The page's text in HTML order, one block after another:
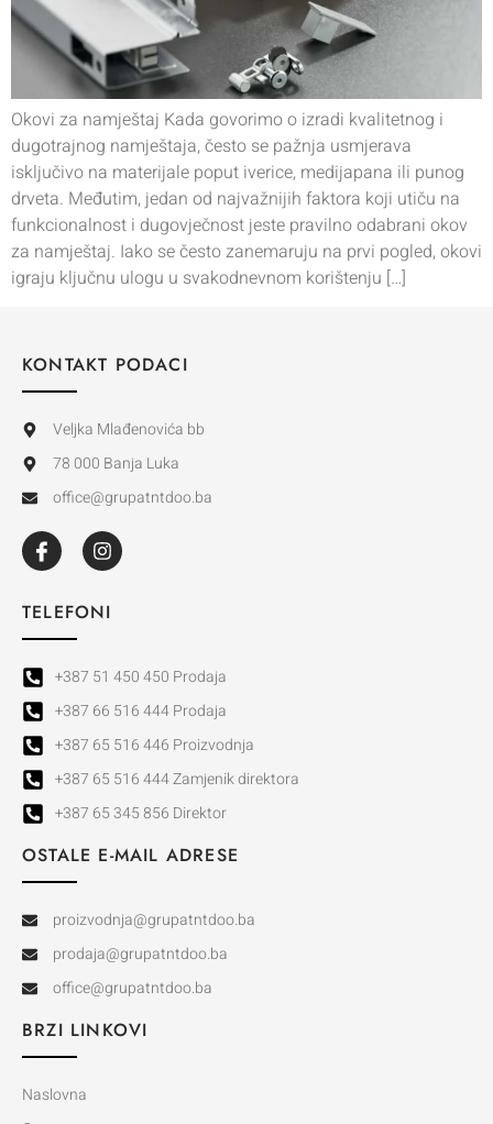
Okovi za namještaj Kada govorimo o izradi kvalitetnog i
dugotrajnog namještaja, često se pažnja usmjerava
isključivo na materijale poput iverice, medijapana ili punog
drveta. Međutim, jedan od najvažnijih faktora koji utiču na
funkcionalnost i dugovječnost jeste pravilno odabrani okov
za namještaj. Iako se često zanemaruju na prvi pogled, okovi
igraju ključnu ulogu u svakodnevnom korištenju […]
KONTAKT PODACI
Veljka Mlađenovića bb
78 000 Banja Luka
office@grupatntdoo.ba
TELEFONI
+387 51 450 450 Prodaja
+387 66 516 444 Prodaja
+387 65 516 446 Proizvodnja
+387 65 516 444 Zamjenik direktora
+387 65 345 856 Direktor
OSTALE E-MAIL ADRESE
proizvodnja@grupatntdoo.ba
prodaja@grupatntdoo.ba
office@grupatntdoo.ba
BRZI LINKOVI
Naslovna